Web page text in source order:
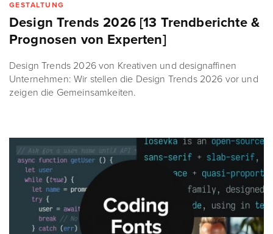
GESTALTUNG
Design Trends 2026 [13 Trendberichte &
Prognosen von Experten]
Design Trends 2026 von Kreativen und designaffinen
Unternehmen: Wir stellen die Design Trends 2026 vor und
zeigen die Gemeinsamkeiten.